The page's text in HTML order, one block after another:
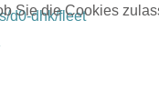
d0-dhk/fleet
Sie die Cookies